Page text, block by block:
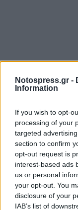
Notospress.gr -
Information
If you wish to opt-
processing of your
targeted
section to confirm
opt-out request is
interest-based ads
us or personal
your opt-out. You
disclosure of your
IAB’s list of